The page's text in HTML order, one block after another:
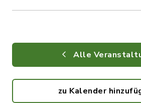
Alle
zu Kalender